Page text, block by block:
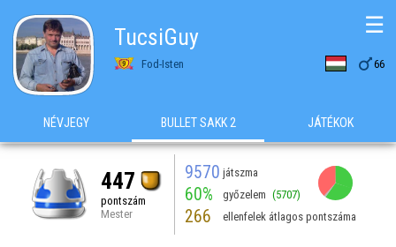
TucsiGuy
Fod-Isten 66
☰
NÉVJEGY BULLET SAKK 2 JÁTÉKOK
447
pontszám
Mester
9570 játszma
60% győzelem (5707)
266 ellenfelek átlagos pontszáma